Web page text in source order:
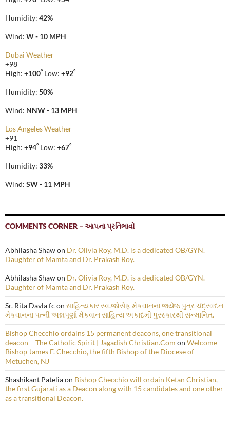
Humidity: 42%
Wind: W - 10 MPH
Dubai Weather
+98
High: +100° Low: +92°
Humidity: 50%
Wind: NNW - 13 MPH
Los Angeles Weather
+91
High: +94° Low: +67°
Humidity: 33%
Wind: SW - 11 MPH
COMMENTS CORNER – આપના પ્રતિભાવો
Abhilasha Shawon Dr. Olivia Roy, M.D. is a dedicated OB/GYN.
Daughter of Mamta and Dr. Prakash Roy.
Abhilasha Shawon Dr. Olivia Roy, M.D. is a dedicated OB/GYN.
Daughter of Mamta and Dr. Prakash Roy.
Sr. Rita Davla fc on સાહિત્યકાર સ્વ.જોસેફ મેકવાનના જ્યેષ્ઠ પુત્ર ચંદ્રવદન
મેકવાનના પત્ની અન્નપૂર્ણા મેકવાન સાહિત્ય અકાદમી પુરસ્કારથી સન્માનિત.
Bishop Checchio ordains 15 permanent deacons, one transitional
deacon – The Catholic Spirit | Jagadish Christian.Com on Welcome
Bishop James F. Checchio, the fifth Bishop of the Diocese of
Metuchen, NJ
Shashikant Pateliaon Bishop Checchio will ordain Ketan Christian,
the first Gujarati as a Deacon along with 15 candidates and one other
as a transitional Deacon.